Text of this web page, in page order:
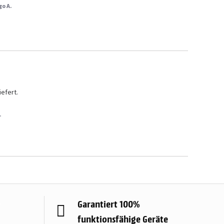
A.
Garantiert 100%
funktionsfähige Geräte